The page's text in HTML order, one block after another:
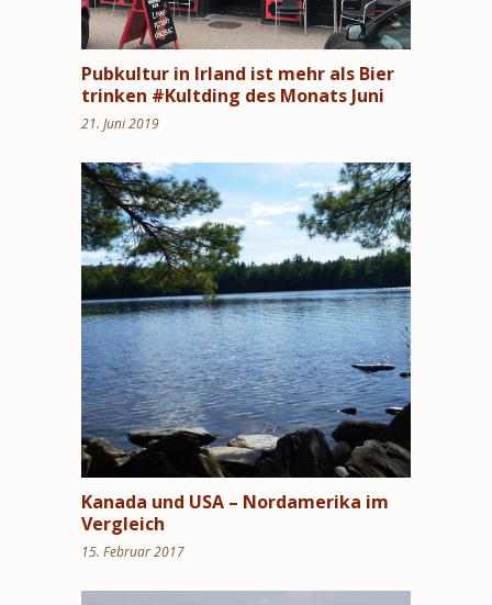
Pubkultur in Irland ist mehr als Bier
trinken #Kultding des Monats Juni
21. Juni 2019
Kanada und USA – Nordamerika im
Vergleich
15. Februar 2017